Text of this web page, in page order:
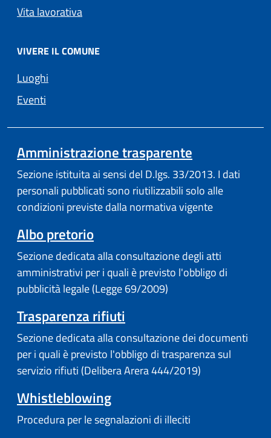
Vita lavorativa
VIVERE IL COMUNE
Luoghi
Eventi
Amministrazione trasparente
Sezione istituita ai sensi del D.lgs. 33/2013. I dati
personali pubblicati sono riutilizzabili solo alle
condizioni previste dalla normativa vigente
Albo pretorio
Sezione dedicata alla consultazione degli atti
amministrativi per i quali è previsto l'obbligo di
pubblicità legale (Legge 69/2009)
Trasparenza rifiuti
Sezione dedicata alla consultazione dei documenti
per i quali è previsto l'obbligo di trasparenza sul
servizio rifiuti (Delibera Arera 444/2019)
Whistleblowing
Procedura per le segnalazioni di illeciti